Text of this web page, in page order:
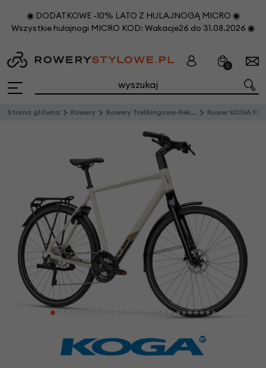
◉ DODATKOWE -10% LATO Z HULAJNOGĄ MICRO ◉
Wszystkie hulajnogi MICRO KOD: Wakacje26 do 31.08.2026 ◉
0
Strona główna Rowery Rowery Trekkingowe-Rekreacyjne Rower KOGA F3